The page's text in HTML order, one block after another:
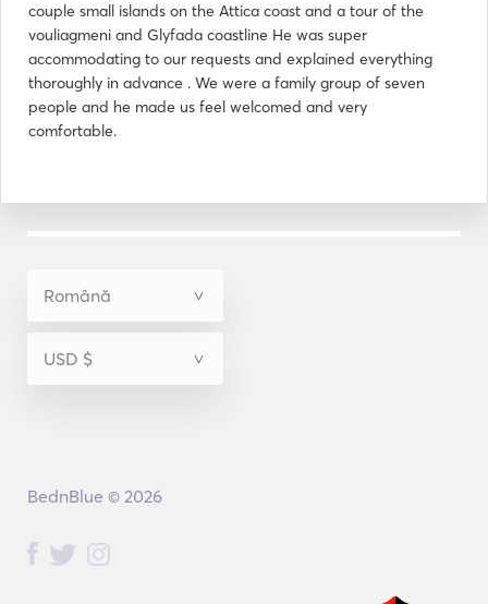
couple small islands on the Attica coast and a tour of the
vouliagmeni and Glyfada coastline He was super
accommodating to our requests and explained everything
thoroughly in advance . We were a family group of seven
people and he made us feel welcomed and very
comfortable.
BednBlue © 2026